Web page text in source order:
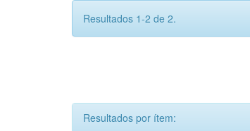
Resultados 1-2 de 2.
Resultados por ítem: